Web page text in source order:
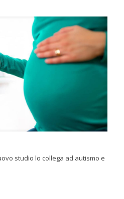
studio lo collega ad autismo e